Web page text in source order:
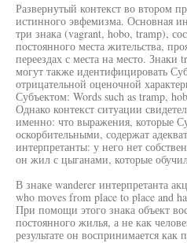
Развернутый контекст во втором
истинного эвфемизма. Основная
три знака (vagrant, hobo, tramp),
постоянного места жительства,
переездах с места на место. Знаки
могут также идентифицировать
отрицательной оценочной
Субъектом: Words such as tramp,
Однако контекст ситуации
именно: что выражения, которые
оскорбительными, содержат
интерпретанты: у него нет
он жил с цыганами, которые
В знаке wanderer интерпретанта
who moves from place to place and
При помощи этого знака объект
постоянного жилья, а не как
результате он воспринимается как